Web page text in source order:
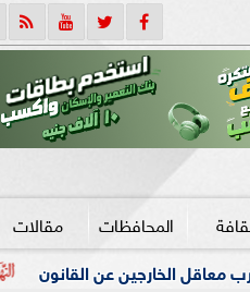
المحافظات مقالات
تحت شعار